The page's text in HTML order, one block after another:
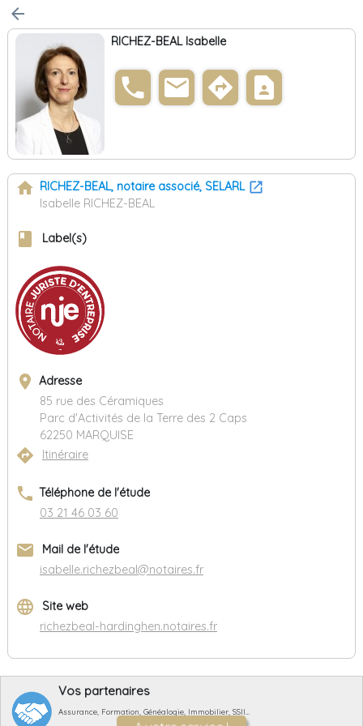
arrow_back
RICHEZ-BEAL Isabelle
phone email directions contact_page
home RICHEZ-BEAL, notaire associé, SELARL
Isabelle RICHEZ-BEAL
book Label(s)
place Adresse
85 rue des Céramiques
Parc d'Activités de la Terre des 2 Caps
62250 MARQUISE
directions Itinéraire
phone Téléphone de l'étude
03 21 46 03 60
email
Mail de l'étude
isabelle.richezbeal@notaires.fr
language
Site web
richezbeal-hardinghen.notaires.fr
Vos partenaires
Assurance, Formation, Généalogie, Immobilier, SSII…